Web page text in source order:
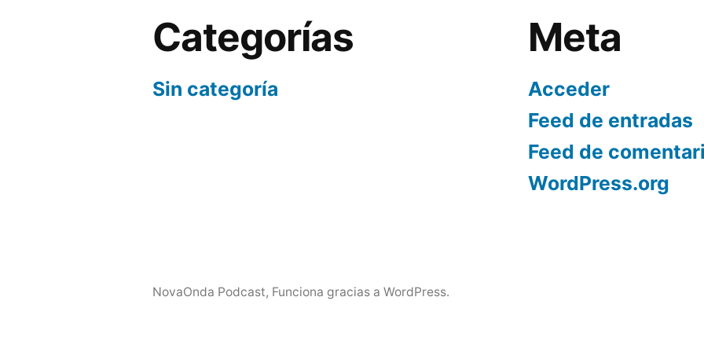
Categorías
Sin categoría
Meta
Acceder
Feed de entradas
Feed de
WordPress.org
NovaOnda Podcast, Funciona gracias a WordPress.